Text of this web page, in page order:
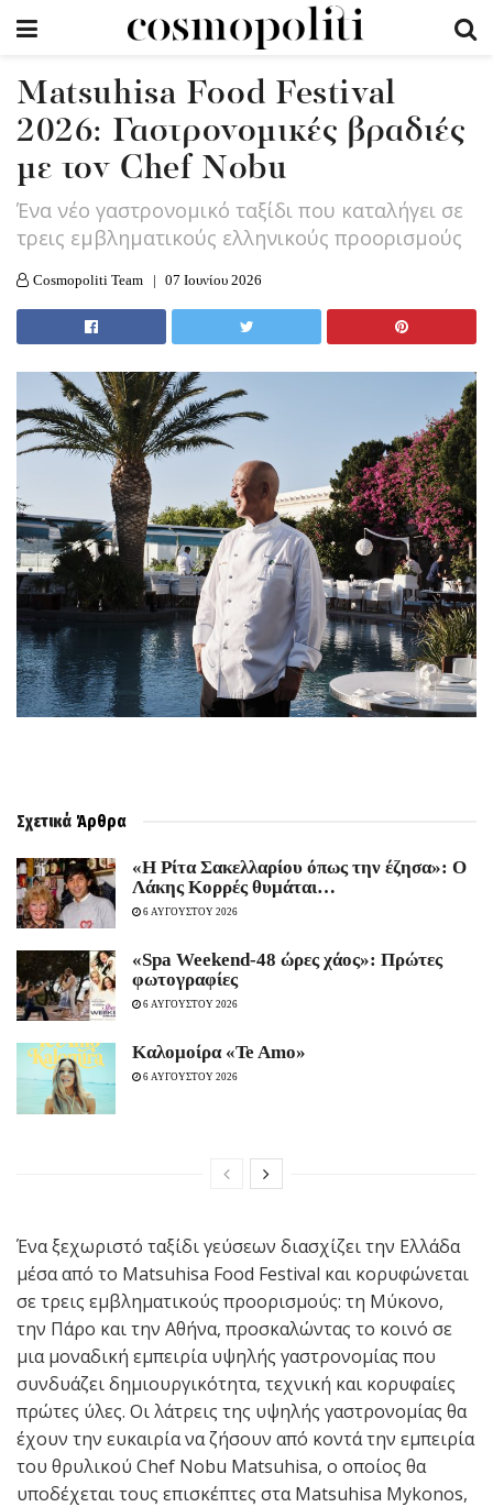
Matsuhisa Food Festival
2026: Γαστρονομικές βραδιές
με τον Chef Nobu
Ένα νέο γαστρονομικό ταξίδι που καταλήγει σε
τρεις εμβληματικούς ελληνικούς προορισμούς
Cosmopoliti Team 07 Ιουνίου 2026
Σχετικά Άρθρα
«Η Ρίτα Σακελλαρίου όπως την έζησα»: Ο
Λάκης Κορρές θυμάται…
6 ΑΥΓΟΥΣΤΟΥ 2026
«Spa Weekend-48 ώρες χάος»: Πρώτες
φωτογραφίες
6 ΑΥΓΟΥΣΤΟΥ 2026
Καλομοίρα «Te Amo»
6 ΑΥΓΟΥΣΤΟΥ 2026
Ένα ξεχωριστό ταξίδι γεύσεων διασχίζει την Ελλάδα
μέσα από το Matsuhisa Food Festival και κορυφώνεται
σε τρεις εμβληματικούς προορισμούς: τη Μύκονο,
την Πάρο και την Αθήνα, προσκαλώντας το κοινό σε
μια μοναδική εμπειρία υψηλής γαστρονομίας που
συνδυάζει δημιουργικότητα, τεχνική και κορυφαίες
πρώτες ύλες. Οι λάτρεις της υψηλής γαστρονομίας θα
έχουν την ευκαιρία να ζήσουν από κοντά την εμπειρία
του θρυλικού Chef Nobu Matsuhisa, ο οποίος θα
υποδέχεται τους επισκέπτες στα Matsuhisa Mykonos,